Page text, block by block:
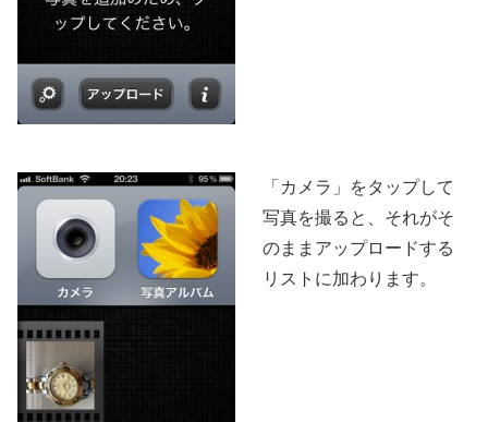
「カメラ」をタップして
写真を撮ると、それがそ
のままアップロードする
リストに加わります。